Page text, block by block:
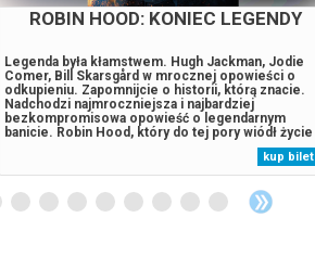
ROBIN HOOD: KONIEC LEGENDY
Legenda była kłamstwem. Hugh Jackman, Jodie
Comer, Bill Skarsgård w mrocznej opowieści o
odkupieniu. Zapomnijcie o historii, którą znacie.
Nadchodzi najmroczniejsza i najbardziej
bezkompromisowa opowieść o legendarnym
banicie. Robin Hood, który do tej pory wiódł życie
cierpieniem — pogodził się z tym, że każda kolejna
bitwa może być jego ostatnią. Jednak los pisze...
kup bilet